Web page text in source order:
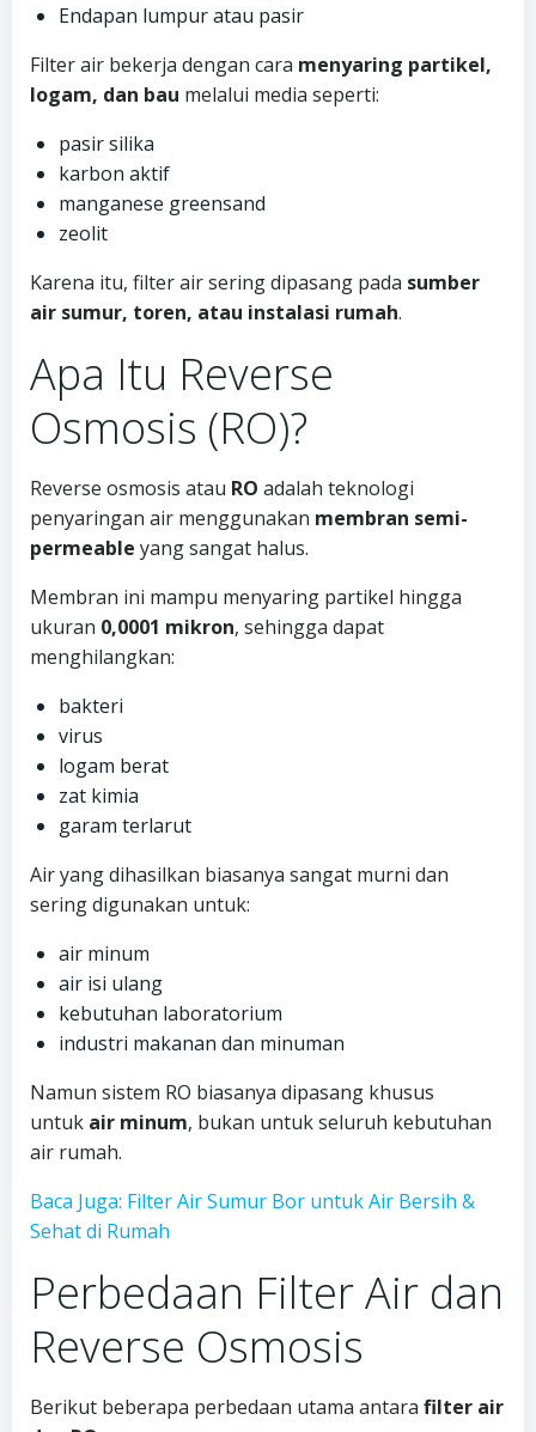
Endapan lumpur atau pasir
Filter air bekerja dengan cara menyaring partikel,
logam, dan bau melalui media seperti:
pasir silika
karbon aktif
manganese greensand
zeolit
Karena itu, filter air sering dipasang pada sumber
air sumur, toren, atau instalasi rumah.
Apa Itu Reverse
Osmosis (RO)?
Reverse osmosis atau RO adalah teknologi
penyaringan air menggunakan membran semi-
permeable yang sangat halus.
Membran ini mampu menyaring partikel hingga
ukuran 0,0001 mikron, sehingga dapat
menghilangkan:
bakteri
virus
logam berat
zat kimia
garam terlarut
Air yang dihasilkan biasanya sangat murni dan
sering digunakan untuk:
air minum
air isi ulang
kebutuhan laboratorium
industri makanan dan minuman
Namun sistem RO biasanya dipasang khusus
untuk air minum, bukan untuk seluruh kebutuhan
air rumah.
Baca Juga: Filter Air Sumur Bor untuk Air Bersih &
Sehat di Rumah
Perbedaan Filter Air dan
Reverse Osmosis
Berikut beberapa perbedaan utama antara filter air